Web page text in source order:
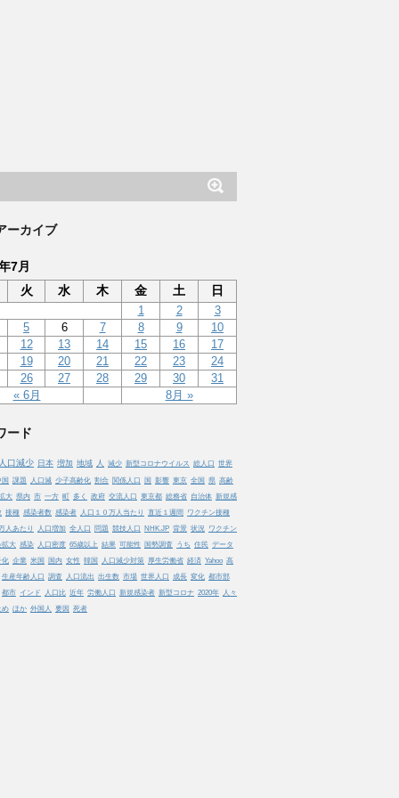
ーカイブ
7月
火
水 木 金 土 日
« 6月 8月 »
1 2
3
5
6 7 8 9
10
12
13 14 15 16
17
19
20 21 22 23
24
26
27 28 29 30 31
ード
口減少 日本 増加 地域 人 減少 新型コロナウイルス 総人口 世界
国 課題 人口減 少子高齢化 割合 関係人口 国 影響 東京 全国 県 高齢
大 県内 市 一方 町 多く 政府 交流人口 東京都 総務省 自治体 新規感
接種 感染者数 感染者 人口１０万人当たり 直近１週間
ワクチン接種
人あたり
人口増加 全人口 問題 競技人口 NHK.JP 背景 状況 ワクチン
拡大 感染 人口密度 65歳以上 結果 可能性 国勢調査 うち 住民 データ
化 企業 米国 国内 女性 韓国 人口減少対策 厚生労働省 経済 Yahoo 高
生産年齢人口 調査 人口流出 出生数 市場 世界人口 成長 変化 都市部
都市 インド 人口比 近年 労働人口 新規感染者 新型コロナ 2020年 人々
め ほか 外国人 要因 死者